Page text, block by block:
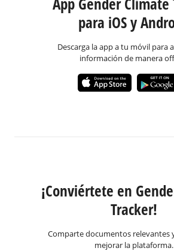
para iOS y
Descarga la app a tu móvil para
información de manera
¡Conviértete en
Tracker!
Comparte documentos relevantes
mejorar la plataforma.